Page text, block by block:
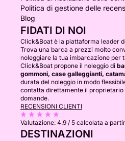
Politica di gestione delle
Blog
FIDATI DI NOI
Click&Boat è la piattaforma leader
Trova una barca a prezzi molto
noleggiare la tua imbarcazione per
Click&Boat propone il noleggio di
gommoni, case galleggianti,
durata del noleggio in modo
contatta direttamente il
domande.
RECENSIONI CLIENTI
Valutazione: 4.9 / 5 calcolata a
DESTINAZIONI